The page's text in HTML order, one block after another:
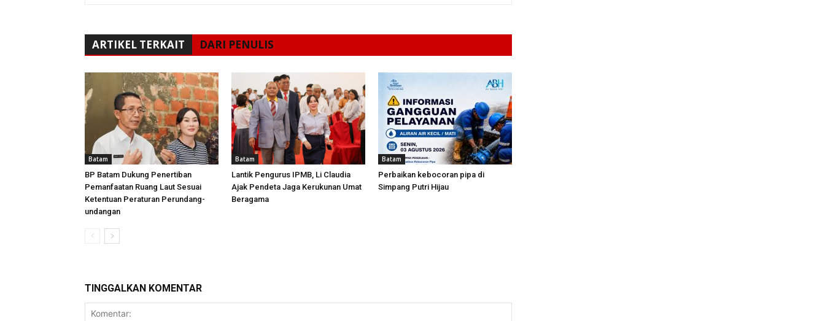
ARTIKEL TERKAIT DARI PENULIS
Batam
BP Batam Dukung Penertiban
Pemanfaatan Ruang Laut Sesuai
Ketentuan Peraturan Perundang-
undangan
Batam
Lantik Pengurus IPMB, Li Claudia
Ajak Pendeta Jaga Kerukunan Umat
Beragama
Batam
Perbaikan kebocoran pipa di
Simpang Putri Hijau
TINGGALKAN KOMENTAR